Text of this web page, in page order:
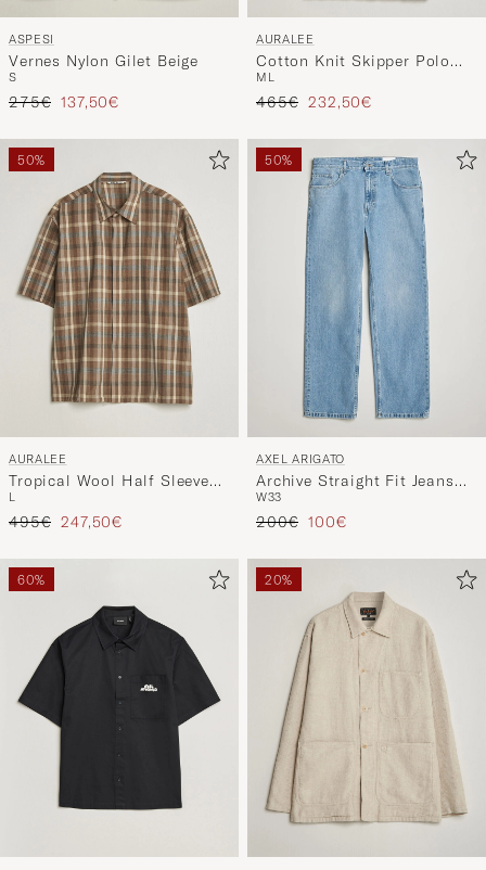
ASPESI
Vernes Nylon Gilet Beige
S
Reguliere prijs
275€ Verlaagd prijs
137,50€
AURALEE
Cotton Knit Skipper Polo
Navy Stripe
M L
Reguliere prijs
465€ Verlaagd prijs
232,50€
50%
AURALEE
Tropical Wool Half Sleeve
Shirt Brown Check
L
Reguliere prijs
495€ Verlaagd prijs
247,50€
50%
AXEL ARIGATO
Archive Straight Fit Jeans
Light Blue
W33
Reguliere prijs
200€ Verlaagd prijs
100€
60% 20%